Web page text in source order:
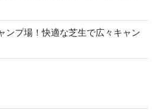
ンプ場！快適な芝生で広々キャン